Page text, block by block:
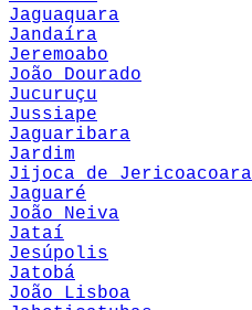
Jaguaquara
Jandaíra
Jeremoabo
João Dourado
Jucuruçu
Jussiape
Jaguaribara
Jardim
Jijoca de Jericoacoara
Jaguaré
João Neiva
Jataí
Jesúpolis
Jatobá
João Lisboa